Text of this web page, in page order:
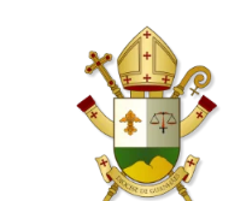
Conteúdo